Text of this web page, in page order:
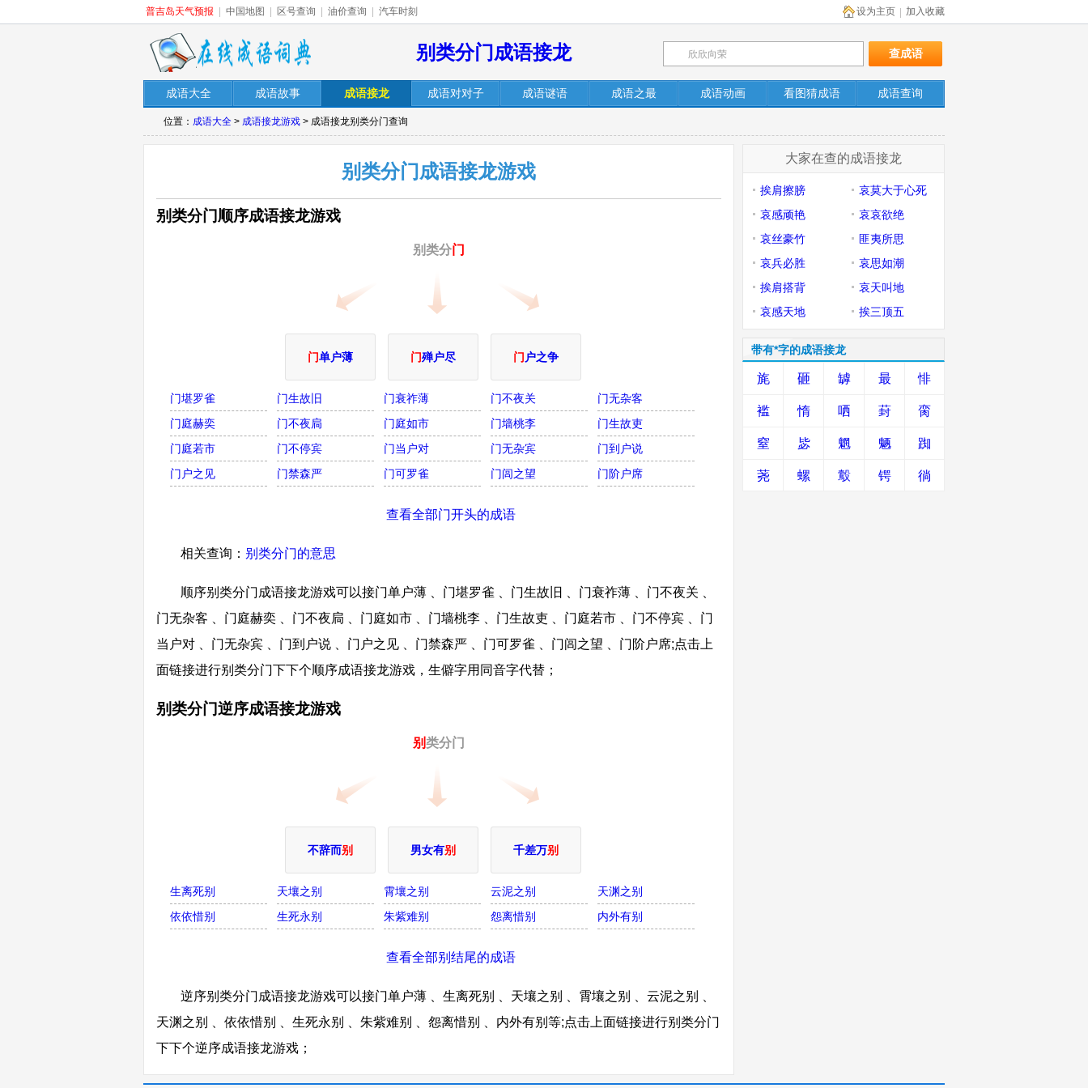
普吉岛天气预报 中国地图 区号查询 油价查询 汽车时刻 加入收藏
设为主页
别类分门成语接龙
成语大全 成语故事 成语接龙 成语对对子 成语谜语 成语之最 成语动画 看图猜成语 成语查询
位置： 成语大全 > 成语接龙游戏 > 成语接龙别类分门查询
别类分门成语接龙游戏
别类分门顺序成语接龙游戏
别类分门
门单户薄 门殚户尽 门 户之争
门堪罗雀 门生故旧 门衰祚薄 门不夜关
门无杂客
门庭赫奕
门不夜扃 门庭如市 门墙桃李
门生故吏
门庭若市
门不停宾 门当户对 门无杂宾
门到户说
门户之见
门禁森严 门可罗雀 门闾之望 门阶户席
查看全部门开头的成语
相关查询： 别类分门的意思
顺序别类分门成语接龙游戏可以接门单户薄 、门堪罗雀 、门生故旧 、门衰祚薄 、门不夜关 、
门无杂客 、门庭赫奕 、门不夜扃 、门庭如市 、门墙桃李 、门生故吏 、门庭若市 、门不停宾 、门
当户对 、门无杂宾 、门到户说 、门户之见 、门禁森严 、门可罗雀 、门闾之望 、门阶户席;点击上
面链接进行别类分门下下个顺序成语接龙游戏，生僻字用同音字代替；
别类分门逆序成语接龙游戏
别类分门
不辞而别 男女有别 千差万别
生离死别 天壤之别 霄壤之别 云泥之别
天渊之别
依依惜别
生死永别 朱紫难别 怨离惜别 内外有别
查看全部别结尾的成语
逆序别类分门成语接龙游戏可以接门单户薄 、生离死别 、天壤之别 、霄壤之别 、云泥之别 、
天渊之别 、依依惜别 、生死永别 、朱紫难别 、怨离惜别 、内外有别等;点击上面链接进行别类分门
下下个逆序成语接龙游戏；
大家在查的成语接龙
挨肩擦膀
哀莫大于心死
哀感顽艳
哀哀欲绝
哀丝豪竹
匪夷所思
哀兵必胜
哀思如潮
挨肩搭背
哀天叫地
哀感天地
挨三顶五
带有*字的成语接龙
旄 砸 罅 最 悱
褴 惰 哂 葑 脔
窒 毖 魍 魉 踟
荛 螺 鷇 锷 徜